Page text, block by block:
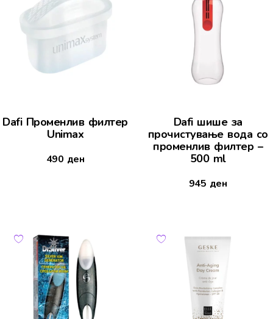
Dafi Променлив филтер
Unimax
490 ден
Dafi шише за
прочистување вода со
променлив филтер –
500 ml
945 ден